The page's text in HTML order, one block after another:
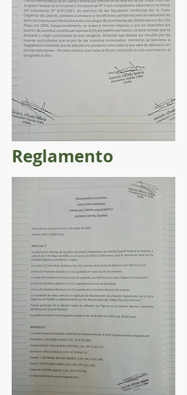
Reglamento